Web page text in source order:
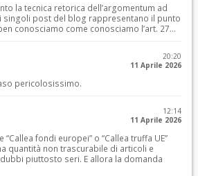
la tecnica retorica dell’argomentum ad
singoli post del blog rappresentano il punto
conosciamo come conosciamo l’art. 27...
20:20
11 Aprile 2026
pericolosissimo.
12:14
11 Aprile 2026
fondi europei” o “Callea truffa UE”
quantità non trascurabile di articoli e
piuttosto seri. E allora la domanda